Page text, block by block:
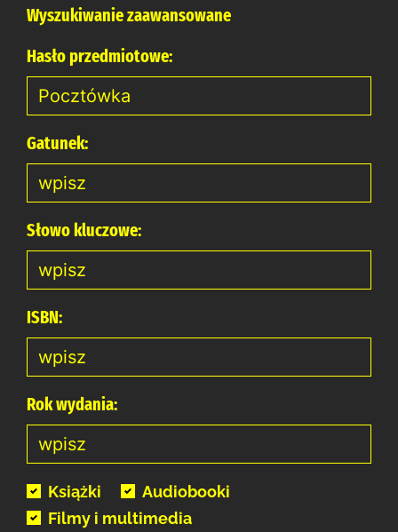
Wyszukiwanie zaawansowane
Hasło przedmiotowe:
Gatunek:
Słowo kluczowe:
ISBN:
Rok wydania:
Książki
Audiobooki
Filmy i multimedia